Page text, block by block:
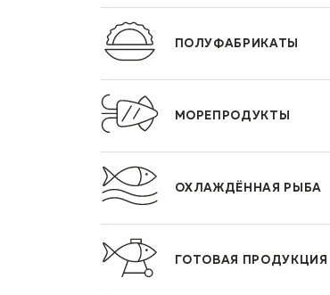
ПОЛУФАБРИКАТЫ
МОРЕПРОДУКТЫ
ОХЛАЖДЁННАЯ РЫБА
ГОТОВАЯ ПРОДУКЦИЯ